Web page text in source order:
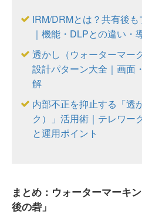
IRM/DRMとは？共有後
｜機能・DLPとの違い・
透かし（ウォーターマー
設計パターン大全｜画面
解
内部不正を抑止する「透
ク）」活用術｜テレワー
と運用ポイント
まとめ：ウォーターマーキ
後の砦」